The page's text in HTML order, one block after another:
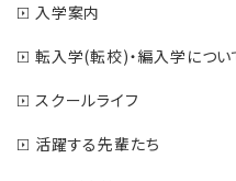
入学案内
転入学(転校)・編入学につい
スクールライフ
活躍する先輩たち